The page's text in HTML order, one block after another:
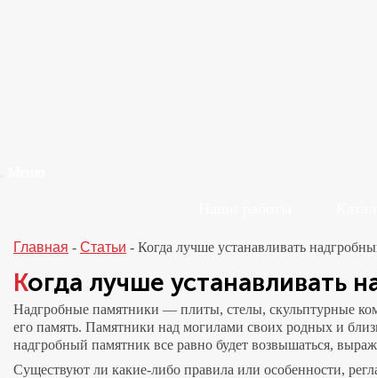
Главная - Статьи - Когда лучше устанавливать
Когда лучше устанавливать
Надгробные памятники — плиты, стелы, скульптурные
его память. Памятники над могилами своих родных и
надгробный памятник все равно будет возвышаться,
Существуют ли какие-либо правила или особенности,